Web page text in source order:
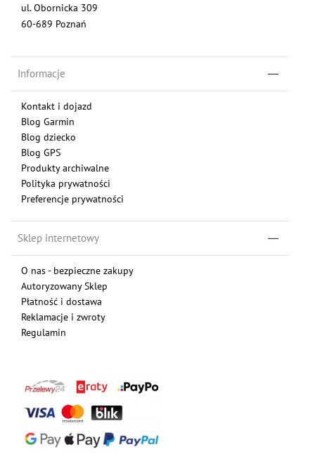
ul. Obornicka 309
60-689 Poznań
Informacje
Kontakt i dojazd
Blog Garmin
Blog dziecko
Blog GPS
Produkty archiwalne
Polityka prywatności
Preferencje prywatności
Sklep internetowy
O nas - bezpieczne zakupy
Autoryzowany Sklep
Płatność i dostawa
Reklamacje i zwroty
Regulamin